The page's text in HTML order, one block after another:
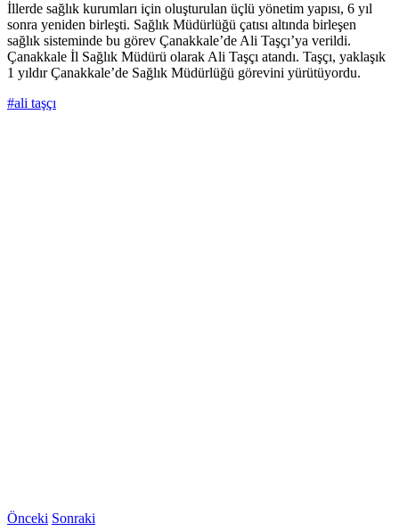
İllerde sağlık kurumları için oluşturulan üçlü yönetim yapısı, 6 yıl
sonra yeniden birleşti. Sağlık Müdürlüğü çatısı altında birleşen
sağlık sisteminde bu görev Çanakkale’de Ali Taşçı’ya verildi.
Çanakkale İl Sağlık Müdürü olarak Ali Taşçı atandı. Taşçı, yaklaşık
1 yıldır Çanakkale’de Sağlık Müdürlüğü görevini yürütüyordu.
#ali taşçı
Önceki Sonraki